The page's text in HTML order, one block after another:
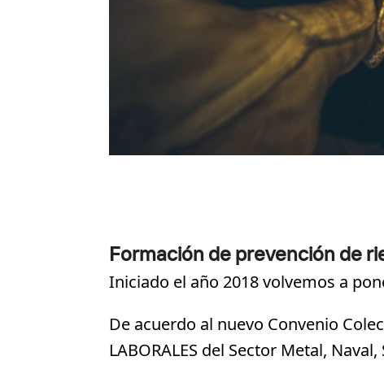
Formación de prevención de
Iniciado el año 2018 volvemos a
De acuerdo al nuevo Convenio
LABORALES del Sector Metal,